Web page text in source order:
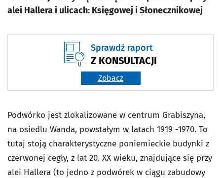
alei Hallera i ulicach: Księgowej i Słonecznikowej
Sprawdź raport
Z KONSULTACJI
Zobacz
Podwórko jest zlokalizowane w centrum Grabiszyna,
na osiedlu Wanda, powstałym w latach 1919 -1970. To
tutaj stoją charakterystyczne poniemieckie budynki z
czerwonej cegły, z lat 20. XX wieku, znajdujące się przy
alei Hallera (to jedno z podwórek w ciągu zabudowy